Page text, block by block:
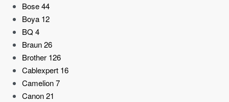
Bose44
Boya 12
BQ 4
Braun26
Brother 126
Cablexpert 16
Camelion7
Canon21